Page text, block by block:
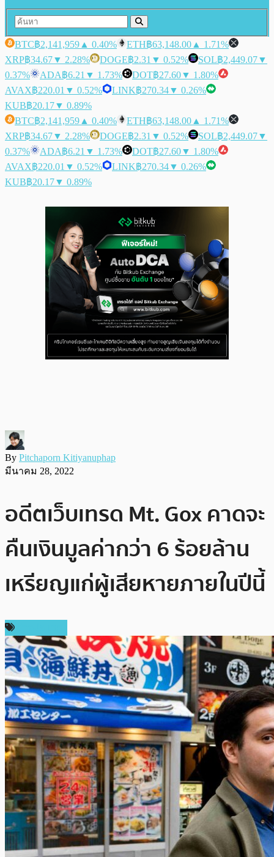
BTC฿2,141,959 ▲ 0.40% ETH฿63,148.00 ▲ 1.71%
XRP฿34.67▼ 2.28% DOGE฿2.31 ▼ 0.52% SOL฿2,449.07▼
0.37%
ADA฿6.21 ▼ 1.73% DOT฿27.60▼ 1.80%
AVAX฿220.01 ▼ 0.52% LINK฿270.34▼ 0.26%
KUB฿20.17▼ 0.89%
BTC฿2,141,959 ▲ 0.40% ETH฿63,148.00 ▲ 1.71%
XRP฿34.67▼ 2.28% DOGE฿2.31 ▼ 0.52% SOL฿2,449.07▼
0.37%
ADA฿6.21 ▼ 1.73% DOT฿27.60▼ 1.80%
AVAX฿220.01 ▼ 0.52% LINK฿270.34▼ 0.26%
KUB฿20.17▼ 0.89%
By Pitchaporn Kitiyanuphap
มีนาคม 28, 2022
อดีตเว็บเทรด Mt. Gox คาดจะ
คืนเงินมูลค่ากว่า 6 ร้อยล้าน
เหรียญแก่ผู้เสียหายภายในปีนี้